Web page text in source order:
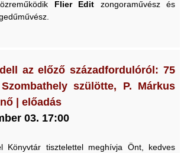
Flier Edit zongoraművész és
az előző századfordulóról: 75
szülötte, P. Márkus
| előadás
03. 17:00
Könyvtár tisztelettel meghívja Önt, kedves